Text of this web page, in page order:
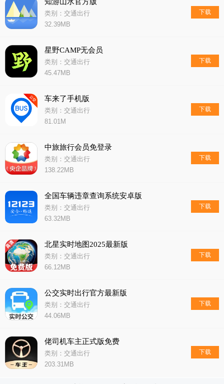
类别：交通出行
32.39MB
下载
星野CAMP无会员
类别：交通出行
45.47MB
下载
车来了手机版
类别：交通出行
81.01M
下载
中旅旅行会员免登录
类别：交通出行
138.22MB
下载
全国车辆违章查询系统安卓版
类别：交通出行
63.32MB
下载
北星实时地图2025最新版
类别：交通出行
66.12MB
下载
公交实时出行官方最新版
类别：交通出行
44.06MB
下载
佬司机车主正式版免费
类别：交通出行
203.31MB
下载